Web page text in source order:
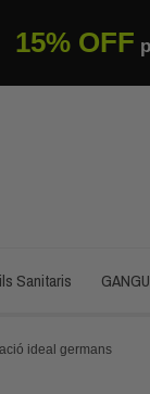
15% OFF
Sanitaris
ideal germans